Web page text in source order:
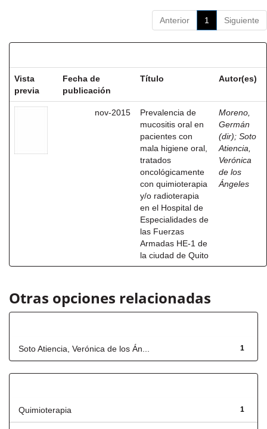
Anterior 1 Siguiente
Vista
previa
Fecha de
publicación
Título Autor(es)
nov-2015
Prevalencia de
mucositis oral en
pacientes con
mala higiene oral,
tratados
oncológicamente
con quimioterapia
y/o radioterapia
en el Hospital de
Especialidades de
las Fuerzas
Armadas HE-1 de
la ciudad de Quito
Moreno,
Germán
(dir); Soto
Atiencia,
Verónica
de los
Ángeles
Otras opciones relacionadas
1
Soto Atiencia, Verónica de los Án...
1
Quimioterapia